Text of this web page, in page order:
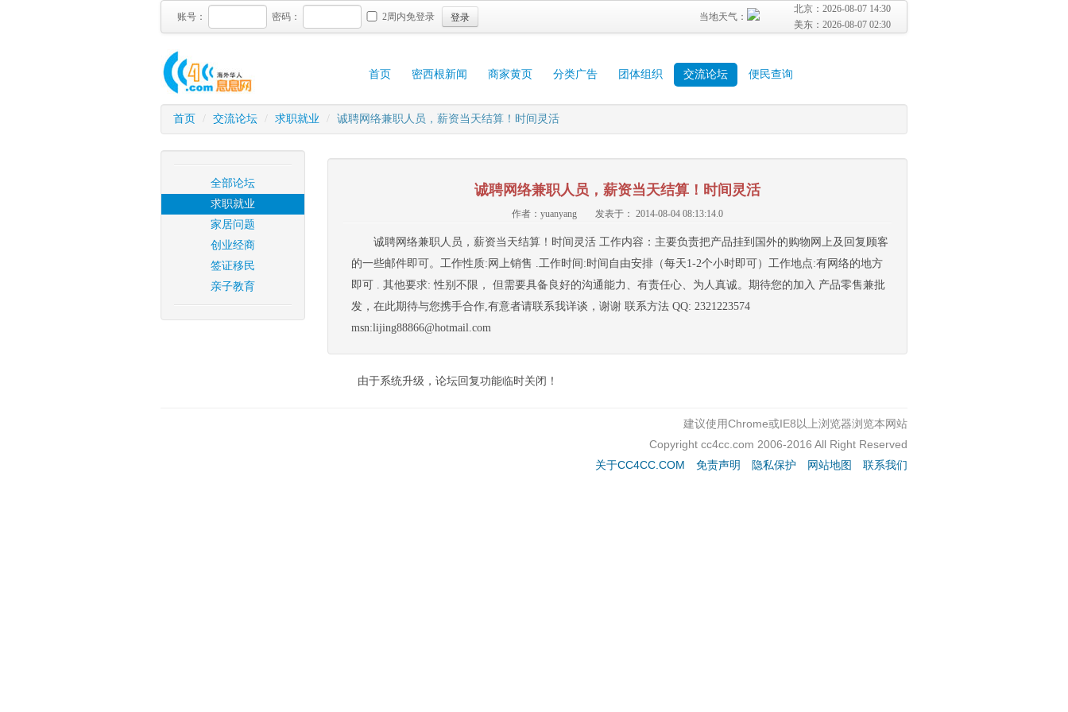
账号： 密码： 2周内免登录 登录
北京： 2026-08-07 14:30
美东： 2026-08-07 02:30
当地天气：
首页 密西根新闻 商家黄页 分类广告 团体组织 交流论坛 便民查询
首页 / 交流论坛 / 求职就业 / 诚聘网络兼职人员，薪资当天结算！时间灵活
全部论坛
求职就业
家居问题
创业经商
签证移民
亲子教育
诚聘网络兼职人员，薪资当天结算！时间灵活
作者：yuanyang 发表于： 2014-08-04 08:13:14.0
诚聘网络兼职人员，薪资当天结算！时间灵活 工作内容：主要负责把产品挂到国外的购物网上及回复顾客
的一些邮件即可。工作性质:网上销售 .工作时间:时间自由安排（每天1-2个小时即可）工作地点:有网络的地方
即可 . 其他要求: 性别不限， 但需要具备良好的沟通能力、有责任心、为人真诚。期待您的加入 产品零售兼批
发，在此期待与您携手合作,有意者请联系我详谈，谢谢 联系方法 QQ: 2321223574
msn:lijing88866@hotmail.com
由于系统升级，论坛回复功能临时关闭！
建议使用Chrome或IE8以上浏览器浏览本网站
Copyright cc4cc.com 2006-2016 All Right Reserved
关于CC4CC.COM
免责声明 隐私保护 网站地图 联系我们